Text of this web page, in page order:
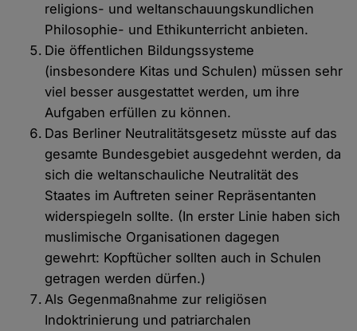
religions- und weltanschauungskundlichen
Philosophie- und Ethikunterricht anbieten.
Die öffentlichen Bildungssysteme
(insbesondere Kitas und Schulen) müssen sehr
viel besser ausgestattet werden, um ihre
Aufgaben erfüllen zu können.
Das Berliner Neutralitätsgesetz müsste auf das
gesamte Bundesgebiet ausgedehnt werden, da
sich die weltanschauliche Neutralität des
Staates im Auftreten seiner Repräsentanten
widerspiegeln sollte. (In erster Linie haben sich
muslimische Organisationen dagegen
gewehrt: Kopftücher sollten auch in Schulen
getragen werden dürfen.)
Als Gegenmaßnahme zur religiösen
Indoktrinierung und patriarchalen